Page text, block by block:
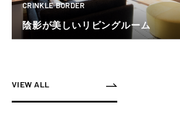
CRINKLE BORDER
陰影が美しいリビングルーム
VIEW ALL